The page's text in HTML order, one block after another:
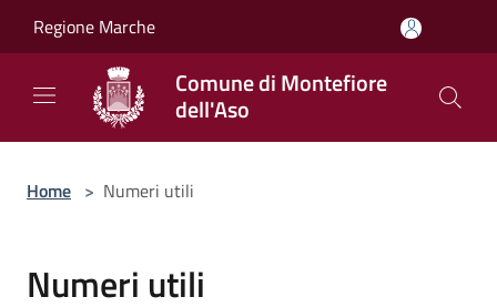
Regione Marche
Comune di Montefiore
dell'Aso
Home > Numeri utili
Numeri utili